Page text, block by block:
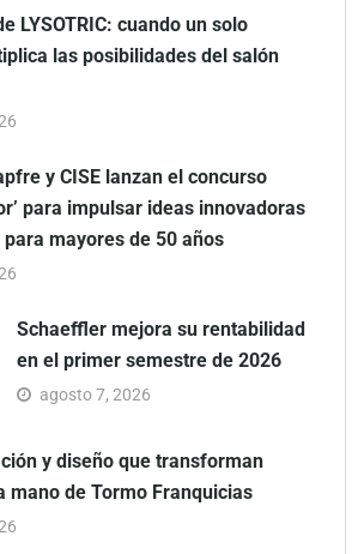
LYSOTRIC: cuando un solo
las posibilidades del salón
y CISE lanzan el concurso
para impulsar ideas innovadoras
mayores de 50 años
Schaeffler mejora su rentabilidad
en el primer semestre de 2026
agosto 7, 2026
y diseño que transforman
mano de Tormo Franquicias